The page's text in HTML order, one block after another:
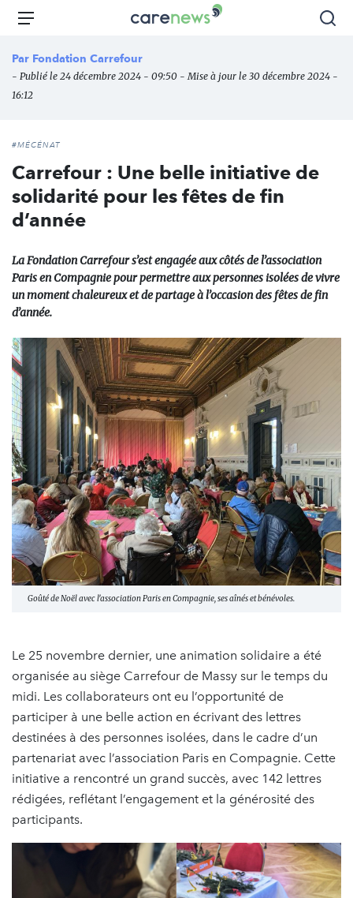
Aller
principal
Carenews,
des
Menu
Par Fondation Carrefour
- Publié le 24 décembre 2024 - 09:50 - Mise à jour le 30 décembre 2024 -
16:12
#MÉCÉNAT
Carrefour : Une belle initiative de
solidarité pour les fêtes de fin
d’année
La Fondation Carrefour s’est engagée aux côtés de l’association
Paris en Compagnie pour permettre aux personnes isolées de vivre
un moment chaleureux et de partage à l’occasion des fêtes de fin
d’année.
Goûté de Noël avec l'association Paris en Compagnie, ses aînés et bénévoles.
Le 25 novembre dernier, une animation solidaire a été
organisée au siège Carrefour de Massy sur le temps du
midi. Les collaborateurs ont eu l’opportunité de
participer à une belle action en écrivant des lettres
destinées à des personnes isolées, dans le cadre d’un
partenariat avec l’association Paris en Compagnie. Cette
initiative a rencontré un grand succès, avec 142 lettres
rédigées, reflétant l’engagement et la générosité des
participants.